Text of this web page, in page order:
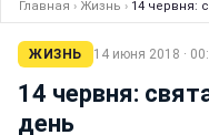
Главная › Жизнь › 14 червня:
ЖИЗНЬ 14 июня 2018 ·
14 червня:
день